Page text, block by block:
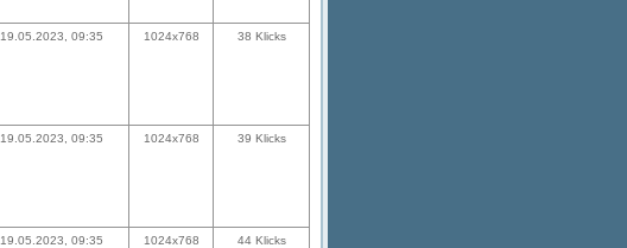
19.05.2023, 09:35 1024x768 38 Klicks
19.05.2023, 09:35 1024x768 39 Klicks
19.05.2023, 09:35 1024x768 44 Klicks